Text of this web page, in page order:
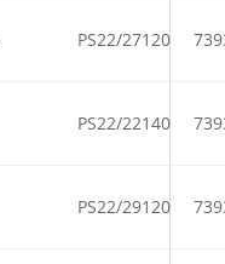
PS22/27120
PS22/22140
PS22/29120